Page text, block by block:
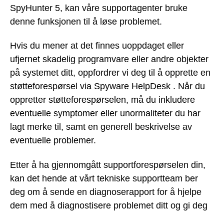
SpyHunter 5, kan våre supportagenter bruke
denne funksjonen til å løse problemet.
Hvis du mener at det finnes uoppdaget eller
ufjernet skadelig programvare eller andre objekter
på systemet ditt, oppfordrer vi deg til å opprette en
støtteforespørsel via Spyware HelpDesk . Når du
oppretter støtteforespørselen, må du inkludere
eventuelle symptomer eller unormaliteter du har
lagt merke til, samt en generell beskrivelse av
eventuelle problemer.
Etter å ha gjennomgått supportforespørselen din,
kan det hende at vårt tekniske supportteam ber
deg om å sende en diagnoserapport for å hjelpe
dem med å diagnostisere problemet ditt og gi deg